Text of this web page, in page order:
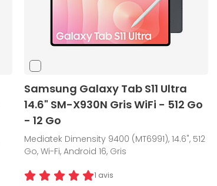
Samsung Galaxy Tab S11 Ultra
14.6" SM-X930N Gris WiFi - 512 Go
- 12 Go
Mediatek Dimensity 9400 (MT6991), 14.6", 512
Go, Wi-Fi, Android 16, Gris
1 avis